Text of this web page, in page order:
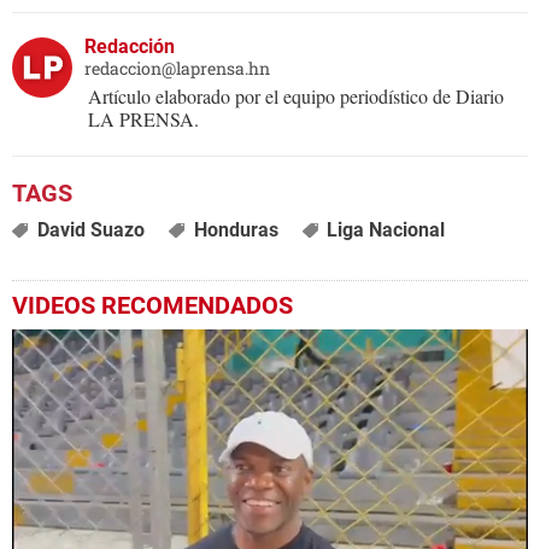
Redacción
redaccion@laprensa.hn
Artículo elaborado por el equipo periodístico de Diario
LA PRENSA.
David Suazo Honduras Liga Nacional
VIDEOS RECOMENDADOS